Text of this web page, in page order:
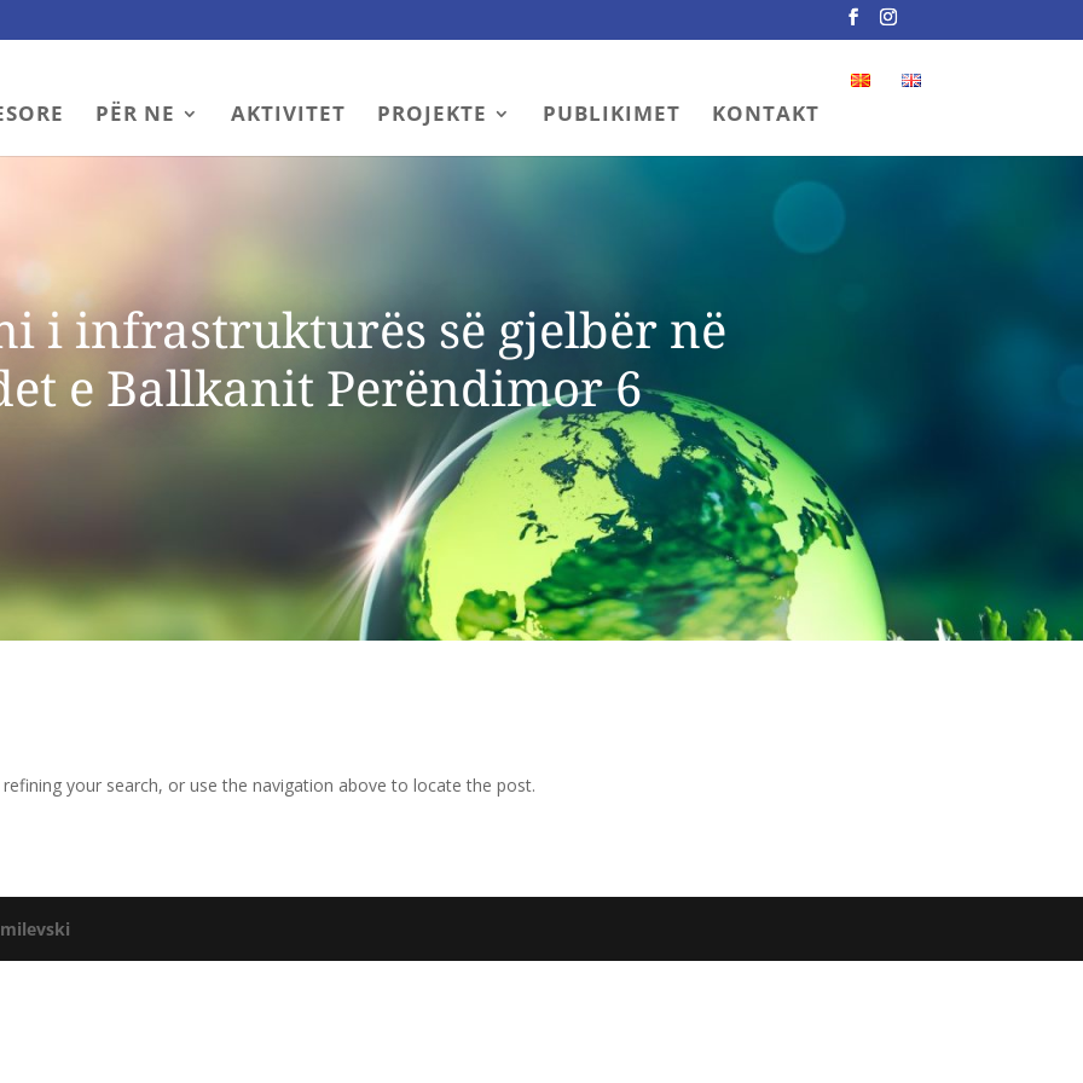
PËR NE AKTIVITET PROJEKTE PUBLIKIMET KONTAKT
i infrastrukturës së gjelbër në
e Ballkanit Perëndimor 6
your search, or use the navigation above to locate the post.
milevski